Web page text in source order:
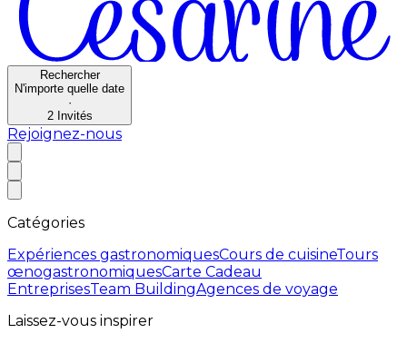
Rechercher
N'importe quelle date
·
2 Invités
Rejoignez-nous
Catégories
Expériences gastronomiquesCours de cuisineTours
œnogastronomiquesCarte Cadeau
EntreprisesTeam BuildingAgences de voyage
Laissez-vous inspirer